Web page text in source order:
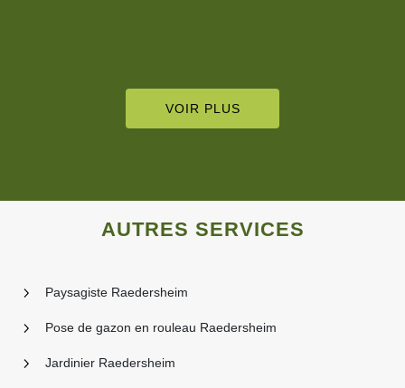
VOIR PLUS
AUTRES SERVICES
Paysagiste Raedersheim
Pose de gazon en rouleau Raedersheim
Jardinier Raedersheim